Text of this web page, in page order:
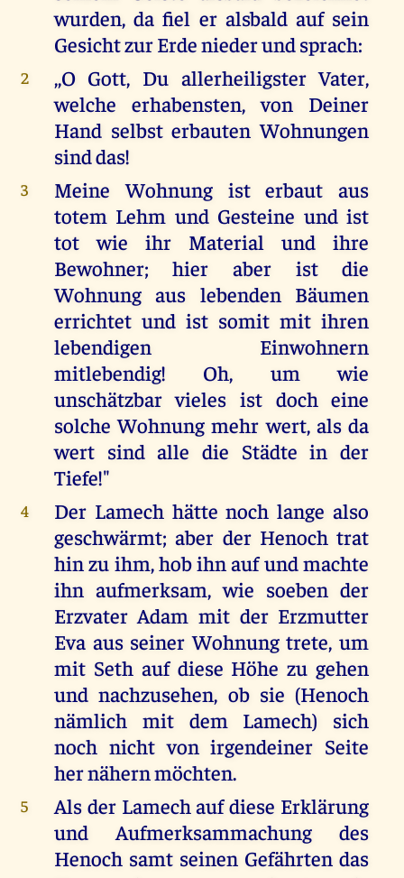
wurden, da fiel er alsbald auf sein
Gesicht zur Erde nieder und sprach:
2
,,O Gott, Du allerheiligster Vater,
welche erhabensten, von Deiner
Hand selbst erbauten Wohnungen
sind das!
3
Meine Wohnung ist erbaut aus
totem Lehm und Gesteine und ist
tot wie ihr Material und ihre
Bewohner; hier aber ist die
Wohnung aus lebenden Bäumen
errichtet und ist somit mit ihren
lebendigen Einwohnern
mitlebendig! Oh, um wie
unschätzbar vieles ist doch eine
solche Wohnung mehr wert, als da
wert sind alle die Städte in der
Tiefe!"
4
Der Lamech hätte noch lange also
geschwärmt; aber der Henoch trat
hin zu ihm, hob ihn auf und machte
ihn aufmerksam, wie soeben der
Erzvater Adam mit der Erzmutter
Eva aus seiner Wohnung trete, um
mit Seth auf diese Höhe zu gehen
und nachzusehen, ob sie (Henoch
nämlich mit dem Lamech) sich
noch nicht von irgendeiner Seite
her nähern möchten.
5
Als der Lamech auf diese Erklärung
und Aufmerksammachung des
Henoch samt seinen Gefährten das